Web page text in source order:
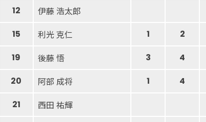
12 伊藤 浩太郎
15 利光 克仁 1
2
19 後藤 悟 3
4
20 阿部 成将 1
4
21 西田 祐輝